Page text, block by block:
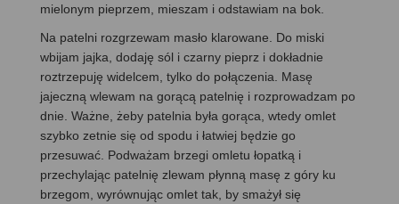
mielonym pieprzem, mieszam i odstawiam na bok.
Na patelni rozgrzewam masło klarowane. Do miski
wbijam jajka, dodaję sól i czarny pieprz i dokładnie
roztrzepuję widelcem, tylko do połączenia. Masę
jajeczną wlewam na gorącą patelnię i rozprowadzam po
dnie. Ważne, żeby patelnia była gorąca, wtedy omlet
szybko zetnie się od spodu i łatwiej będzie go
przesuwać. Podważam brzegi omletu łopatką i
przechylając patelnię zlewam płynną masę z góry ku
brzegom, wyrównując omlet tak, by smażył się